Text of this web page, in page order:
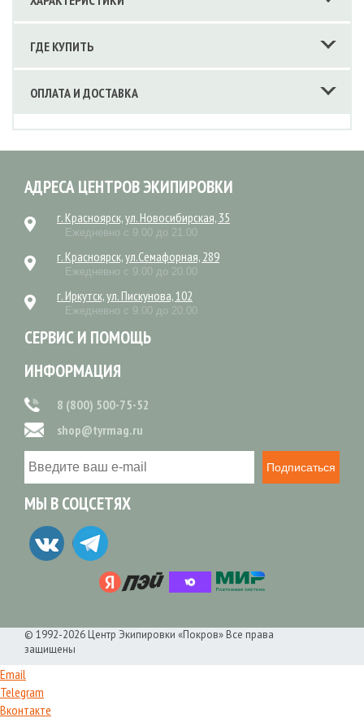
ГДЕ КУПИТЬ
ОПЛАТА И ДОСТАВКА
АДРЕСА ЦЕНТРОВ ЭКИПИРОВКИ
г. Красноярск, ул. Новосибирская, 35
Ежедневно с 9.00 до 21.00
г. Красноярск, ул.Семафорная, 289
Ежедневно с 9.00 до 20.00
г. Иркутск, ул. Пискунова, 102
Ежедневно с 9.00 до 20.00
СЕРВИС И ПОМОЩЬ
ИНФОРМАЦИЯ
8 (800) 500-75-52
shop@tyrmag.ru
Подписаться
МЫ В СОЦСЕТЯХ
© 1992-2026 Центр Экипировки «Покров» Все права
защищены
Email
Telegram
Вконтакте